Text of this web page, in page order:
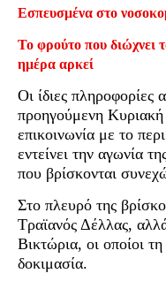
Εσπευσμένα στο
Το φρούτο που διώχνει
ημέρα αρκεί
Οι ίδιες
προηγούμενη
επικοινωνία με το
εντείνει την αγωνία
που βρίσκονται
Στο πλευρό της
Τραϊανός Δέλλας,
Βικτώρια, οι οποίοι
δοκιμασία.